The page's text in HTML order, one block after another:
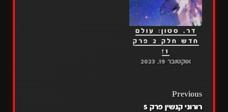
דר. סטון: עולם
חדש חלק 2 פרק
1!
אוקטובר 19, 2023
POST
Previous
רורוני קנשין פרק 5